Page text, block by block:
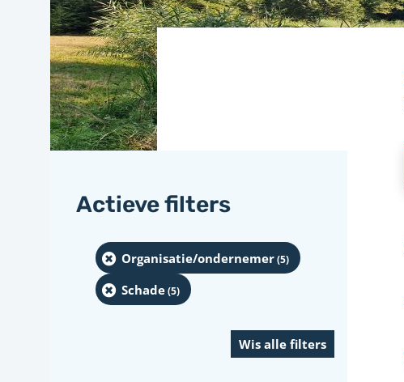
Actieve filters
Organisatie/ondernemer(5)
Schade(5)